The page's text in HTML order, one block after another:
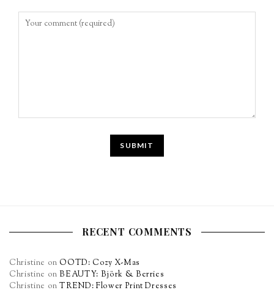
RECENT COMMENTS
Christine on OOTD: Cozy X-Mas
Christine onBEAUTY: Björk & Berries
Christine onTREND: Flower Print Dresses